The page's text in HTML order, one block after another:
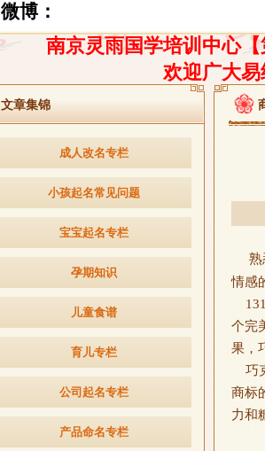
微博：
南京灵雨国学培训中心【
欢迎广大
文章集锦
成人改名专栏
小孩起名常见问题
宝宝起名专栏
孕期知识
儿童食谱
育儿专栏
公司起名专栏
产品命名专栏
熟
情感
个完
果，
巧
商标
力和